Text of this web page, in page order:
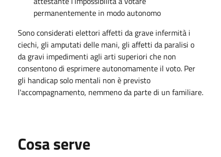
permanentemente in modo autonomo
Sono considerati elettori affetti da grave infermità i
ciechi, gli amputati delle mani, gli affetti da paralisi o
da gravi impedimenti agli arti superiori che non
consentono di esprimere autonomamente il voto. Per
gli handicap solo mentali non è previsto
l'accompagnamento, nemmeno da parte di un familiare.
Cosa serve